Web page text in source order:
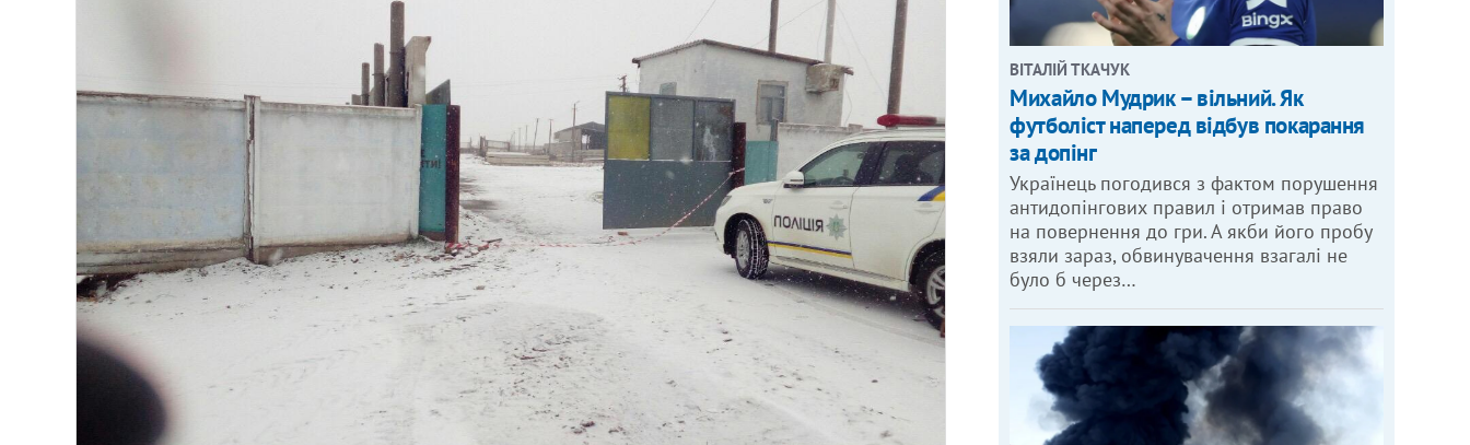
ВІТАЛІЙ ТКАЧУК
Михайло Мудрик – вільний. Як
футболіст наперед відбув покарання
за допінг
Українець погодився з фактом порушення
антидопінгових правил і отримав право
на повернення до гри. А якби його пробу
взяли зараз, обвинувачення взагалі не
було б через…